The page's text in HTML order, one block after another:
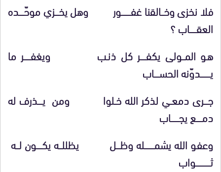
فلا نخزى وخـــالقنا غفــــــــــور وهل يخــــزي موحّـــــده
العقـــــــاب ؟
هـو المـــولى يكفــــــر كل ذنـب ويغفـــــــر ما
يــــــــــدوّنه الحســـــاب
جــــرى دمعــي لذكر الله خــلوا ومن يـــــذرف له
دمــــــع يجــــــــاب
وعفـو الله يشمــــــــــله وظــــل يظللـــه يكــــــون لـــه
ثـــــــــــــــواب